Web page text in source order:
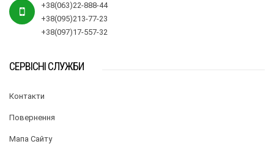
+38(063)22-888-44
+38(095)213-77-23
+38(097)17-557-32
СЕРВІСНІ СЛУЖБИ
Контакти
Повернення
Мапа Сайту